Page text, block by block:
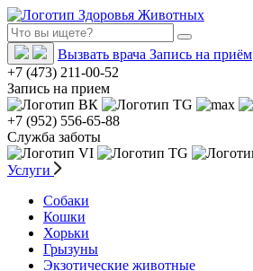
Вызвать врача Запись на приём
+7 (473) 211-00-52
Запись на прием
+7 (952) 556-65-88
Служба заботы
Услуги
Собаки
Кошки
Хорьки
Грызуны
Экзотические животные